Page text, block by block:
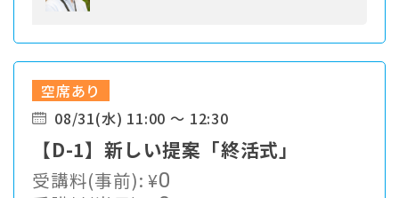
空席あり
08/31(水) 11:00 ～ 12:30
【D-1】新しい提案「終活式」
受講料(事前):¥0